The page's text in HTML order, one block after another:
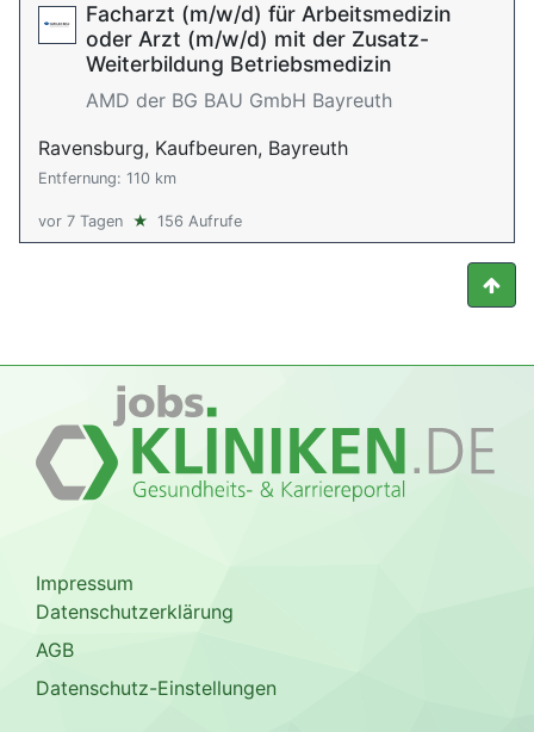
Facharzt (m/w/d) für Arbeitsmedizin
oder Arzt (m/w/d) mit der Zusatz-
Weiterbildung Betriebsmedizin
AMD der BG BAU GmbH Bayreuth
Ravensburg, Kaufbeuren, Bayreuth
Entfernung: 110 km
vor 7 Tagen ★ 156 Aufrufe
Impressum
Datenschutzerklärung
AGB
Datenschutz-Einstellungen